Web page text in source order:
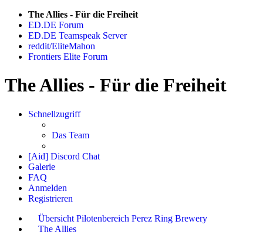
The Allies - Für die Freiheit
ED.DE Forum
ED.DE Teamspeak Server
reddit/EliteMahon
Frontiers Elite Forum
The Allies - Für die Freiheit
Schnellzugriff
Das Team
[Aid] Discord Chat
Galerie
FAQ
Anmelden
Registrieren
Übersicht Pilotenbereich Perez Ring Brewery
The Allies